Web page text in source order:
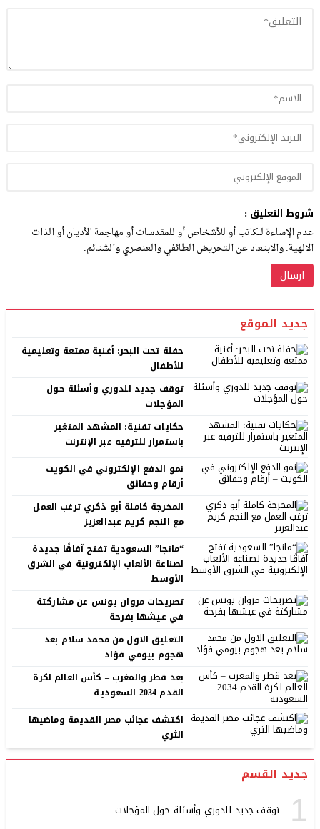
شروط التعليق :
عدم الإساءة للكاتب أو للأشخاص أو للمقدسات أو مهاجمة الأديان أو الذات
الالهية. والابتعاد عن التحريض الطائفي والعنصري والشتائم.
جديد الموقع
حفلة تحت البحر: أغنية ممتعة وتعليمية
للأطفال
توقف جديد للدوري وأسئلة حول
المؤجلات
حكايات تقنية: المشهد المتغير
باستمرار للترفيه عبر الإنترنت
نمو الدفع الإلكتروني في الكويت –
أرقام وحقائق
المخرجة كاملة أبو ذكري ترغب العمل
مع النجم كريم عبدالعزيز
“مانجا” السعودية تفتح آفاقًا جديدة
لصناعة الألعاب الإلكترونية في الشرق
الأوسط
تصريحات مروان يونس عن مشاركتة
في عيشها بفرحة
التعليق الاول من محمد سلام بعد
هجوم بيومي فؤاد
بعد قطر والمغرب – كأس العالم لكرة
القدم 2034 السعودية
اكتشف عجائب مصر القديمة وماضيها
الثري
جديد القسم
1 توقف جديد للدوري وأسئلة حول المؤجلات